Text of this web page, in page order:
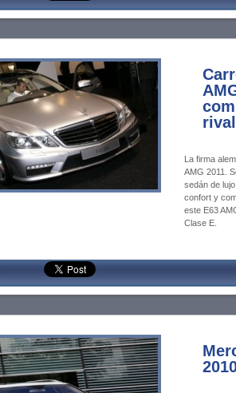
La firma
AMG 2011.
sedán de
confort y
este E63
Clase E.